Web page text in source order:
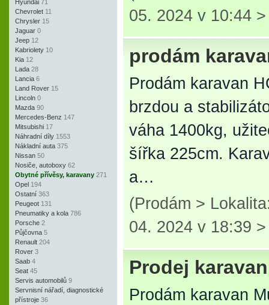
Hyundai 71
Chevrolet 11
Chrysler 15
Jaguar 0
Jeep 12
Kabriolety 10
Kia 12
Lada 28
Lancia 6
Land Rover 15
Lincoln 0
Mazda 90
Mercedes-Benz 147
Mitsubishi 17
Náhradní díly 1553
Nákladní auta 375
Nissan 50
Nosiče, autoboxy 62
Obytné přívěsy, karavany 271
Opel 194
Ostatní 363
Peugeot 131
Pneumatiky a kola 786
Porsche 2
Půjčovna 5
Renault 204
Rover 3
Saab 4
Seat 45
Servis automobilů 9
Servnisní nářadí, diagnostické
přístroje 36
05. 2024 v 10:44
prodám
Prodám karavan
brzdou a
váha 1400kg,
šířka 225cm.
a…
(Prodám >
04. 2024 v 18:39
Prodej
Prodám karavan